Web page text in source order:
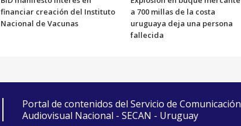
financiar creación del Instituto
Nacional de Vacunas
a 700 millas de la costa
uruguaya deja una persona
fallecida
Portal de contenidos del Servicio de Comunicación
Audiovisual Nacional - SECAN - Uruguay